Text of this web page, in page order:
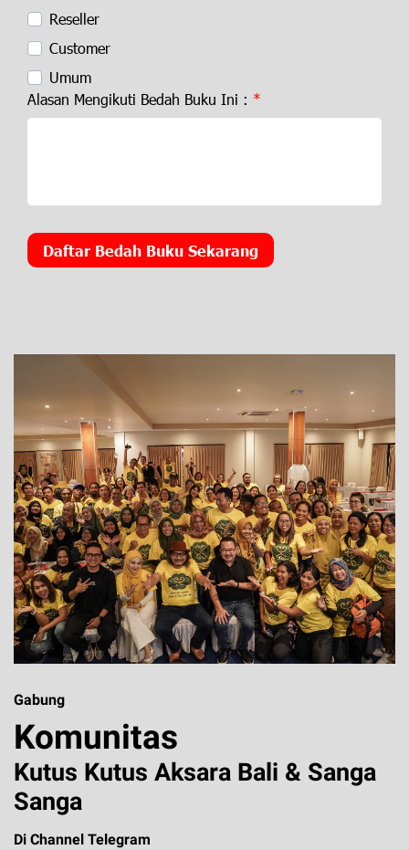
Reseller
Customer
Umum
Alasan Mengikuti Bedah Buku Ini :
Daftar Bedah Buku Sekarang
Gabung
Komunitas
Kutus Kutus Aksara Bali & Sanga
Sanga
Di Channel Telegram